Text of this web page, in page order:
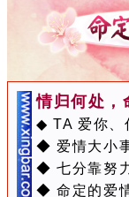
情归何处，
◆ TA 爱你、
◆ 爱情大小
◆ 七分靠努
◆ 命定的爱